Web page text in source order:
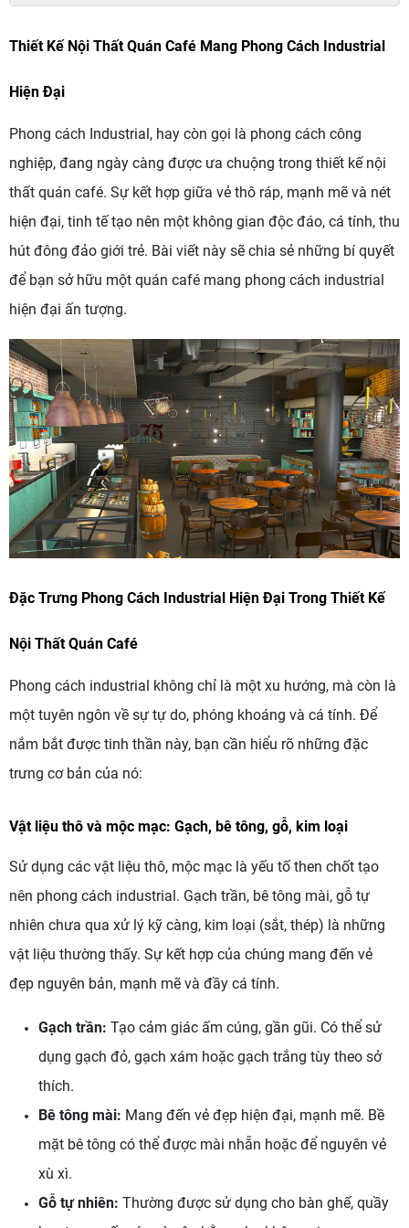
Thiết Kế Nội Thất Quán Café Mang Phong Cách Industrial
Hiện Đại
Phong cách Industrial, hay còn gọi là phong cách công
nghiệp, đang ngày càng được ưa chuộng trong thiết kế nội
thất quán café. Sự kết hợp giữa vẻ thô ráp, mạnh mẽ và nét
hiện đại, tinh tế tạo nên một không gian độc đáo, cá tính, thu
hút đông đảo giới trẻ. Bài viết này sẽ chia sẻ những bí quyết
để bạn sở hữu một quán café mang phong cách industrial
hiện đại ấn tượng.
Đặc Trưng Phong Cách Industrial Hiện Đại Trong Thiết Kế
Nội Thất Quán Café
Phong cách industrial không chỉ là một xu hướng, mà còn là
một tuyên ngôn về sự tự do, phóng khoáng và cá tính. Để
nắm bắt được tinh thần này, bạn cần hiểu rõ những đặc
trưng cơ bản của nó:
Vật liệu thô và mộc mạc: Gạch, bê tông, gỗ, kim loại
Sử dụng các vật liệu thô, mộc mạc là yếu tố then chốt tạo
nên phong cách industrial. Gạch trần, bê tông mài, gỗ tự
nhiên chưa qua xử lý kỹ càng, kim loại (sắt, thép) là những
vật liệu thường thấy. Sự kết hợp của chúng mang đến vẻ
đẹp nguyên bản, mạnh mẽ và đầy cá tính.
Gạch trần: Tạo cảm giác ấm cúng, gần gũi. Có thể sử
dụng gạch đỏ, gạch xám hoặc gạch trắng tùy theo sở
thích.
Bê tông mài: Mang đến vẻ đẹp hiện đại, mạnh mẽ. Bề
mặt bê tông có thể được mài nhẵn hoặc để nguyên vẻ
xù xì.
Gỗ tự nhiên: Thường được sử dụng cho bàn ghế, quầy